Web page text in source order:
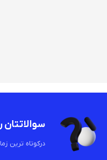
سوالاتتان
درکوتاه ترین